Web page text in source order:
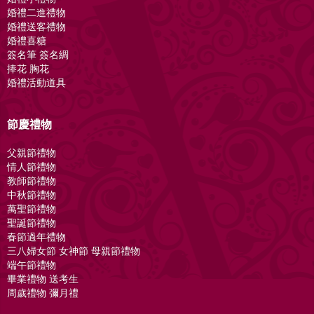
婚禮二進禮物
婚禮送客禮物
婚禮喜糖
簽名筆 簽名綢
捧花 胸花
婚禮活動道具
節慶禮物
父親節禮物
情人節禮物
教師節禮物
中秋節禮物
萬聖節禮物
聖誕節禮物
春節過年禮物
三八婦女節 女神節 母親節禮物
端午節禮物
畢業禮物 送考生
周歲禮物 彌月禮